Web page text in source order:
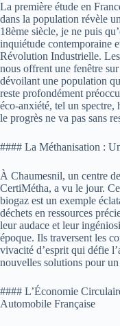
La première étude en
dans la population révèle
18ème siècle, je ne puis
inquiétude contemporaine
Révolution Industrielle.
nous offrent une fenêtre
dévoilant une population
reste profondément
éco-anxiété, tel un spectre,
le progrès ne va pas sans
#### La Méthanisation :
À Chaumesnil, un centre
CertiMétha, a vu le jour.
biogaz est un exemple
déchets en ressources
leur audace et leur
époque. Ils traversent les
vivacité d’esprit qui défie
nouvelles solutions pour
#### L’Économie
Automobile Française